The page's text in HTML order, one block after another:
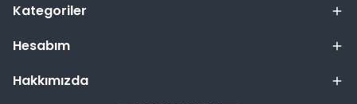
Kategoriler
Hesabım
Hakkımızda